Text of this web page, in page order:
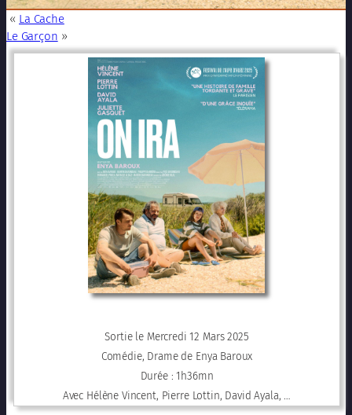
« La Cache
Le Garçon »
Sortie le Mercredi 12 Mars 2025
Comédie, Drame de Enya Baroux
Durée : 1h36mn
Avec Hélène Vincent, Pierre Lottin, David Ayala, …